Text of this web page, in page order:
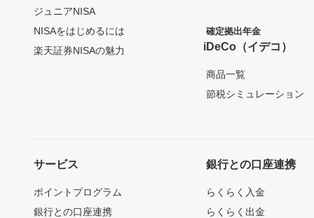
ジュニアNISA
NISAをはじめるには
楽天証券NISAの魅力
確定拠出年金
iDeCo（イデコ）
商品一覧
節税シミュレーション
サービス
ポイントプログラム
銀行との口座連携
銀行との口座連携
らくらく入金
らくらく出金